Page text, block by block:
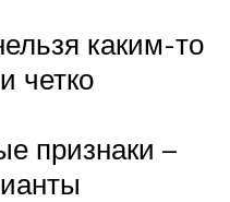
каким-то
четко
признаки –